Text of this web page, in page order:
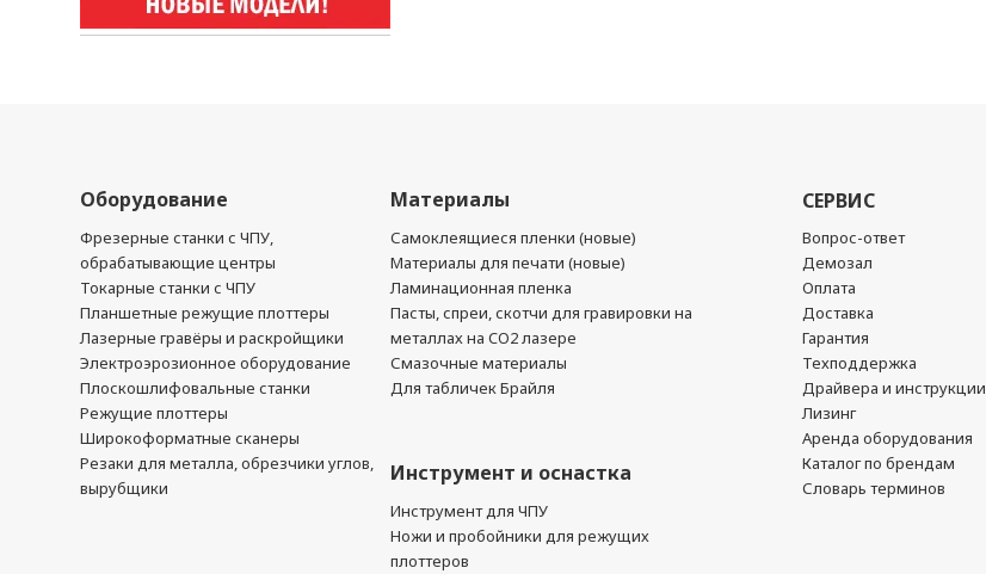
Оборудование
Фрезерные станки с ЧПУ,
обрабатывающие центры
Токарные станки с ЧПУ
Планшетные режущие плоттеры
Лазерные гравёры и раскройщики
Электроэрозионное оборудование
Плоскошлифовальные станки
Режущие плоттеры
Широкоформатные сканеры
Резаки для металла, обрезчики углов,
вырубщики
Материалы
Самоклеящиеся пленки (новые)
Материалы для печати (новые)
Ламинационная пленка
Пасты, спреи, скотчи для гравировки на
металлах на CO2 лазере
Смазочные материалы
Для табличек Брайля
Инструмент и оснастка
Инструмент для ЧПУ
Ножи и пробойники для режущих
плоттеров
СЕРВИС
Вопрос-ответ
Демозал
Оплата
Доставка
Гарантия
Техподдержка
Драйвера и инструкции
Лизинг
Аренда оборудования
Каталог по брендам
Словарь терминов